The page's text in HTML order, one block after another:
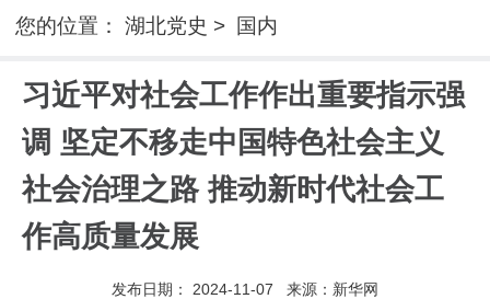
您的位置：湖北党史 > 国内
习近平对社会工作作出重要指示强
调 坚定不移走中国特色社会主义
社会治理之路 推动新时代社会工
作高质量发展
发布日期： 2024-11-07 来源： 新华网